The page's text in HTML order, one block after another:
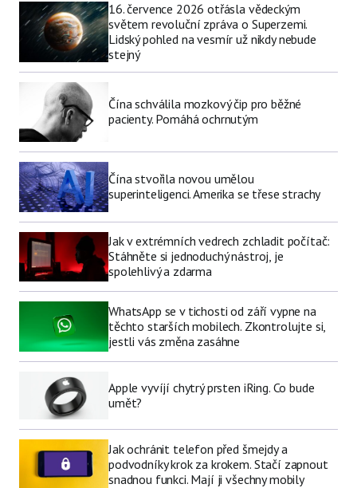
16. července 2026 otřásla vědeckým
světem revoluční zpráva o Superzemi.
Lidský pohled na vesmír už nikdy nebude
stejný
Čína schválila mozkový čip pro běžné
pacienty. Pomáhá ochrnutým
Čína stvořila novou umělou
superinteligenci. Amerika se třese strachy
Jak v extrémních vedrech zchladit počítač:
Stáhněte si jednoduchý nástroj, je
spolehlivý a zdarma
WhatsApp se v tichosti od září vypne na
těchto starších mobilech. Zkontrolujte si,
jestli vás změna zasáhne
Apple vyvíjí chytrý prsten iRing. Co bude
umět?
Jak ochránit telefon před šmejdy a
podvodníky krok za krokem. Stačí zapnout
snadnou funkci. Mají ji všechny mobily